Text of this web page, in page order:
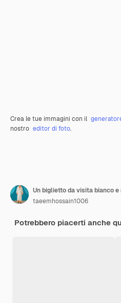
Crea le tue immagini con il
nostro editor di foto.
Un biglietto da visita bianco
taeemhossain1006
Potrebbero piacerti anche